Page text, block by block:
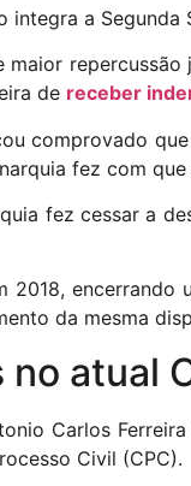
integra a
maior
de receber
comprovado
fez com
fez cessar a
2018, encerrando
da mesma
atual
Carlos
Civil (CPC).